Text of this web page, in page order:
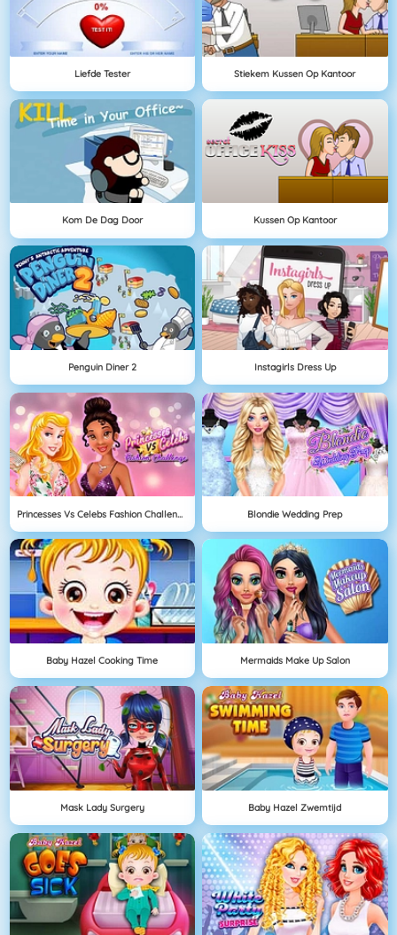
Liefde Tester Stiekem Kussen Op Kantoor
Kom De Dag Door Kussen Op Kantoor
Penguin Diner 2 Instagirls Dress Up
Princesses Vs Celebs Fashion Challenge Blondie Wedding Prep
Baby Hazel Cooking Time Mermaids Make Up Salon
Mask Lady Surgery Baby Hazel Zwemtijd